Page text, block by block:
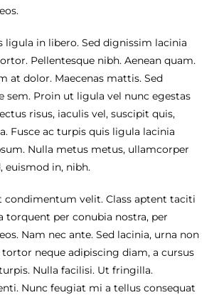
ligula in libero. Sed dignissim lacinia
Pellentesque nibh. Aenean quam.
at dolor. Maecenas mattis. Sed
sem. Proin ut ligula vel nunc egestas
risus, iaculis vel, suscipit quis,
Fusce ac turpis quis ligula lacinia
Nulla metus metus, ullamcorper
euismod in, nibh.
condimentum velit. Class aptent taciti
torquent per conubia nostra, per
Nam nec ante. Sed lacinia, urna non
neque adipiscing diam, a cursus
Nulla facilisi. Ut fringilla.
Nunc feugiat mi a tellus consequat